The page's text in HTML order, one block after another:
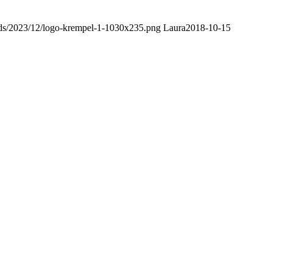
2023/12/logo-krempel-1-1030x235.png Laura2018-10-15